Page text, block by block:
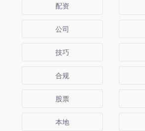
配资
公司
技巧
合规
股票
本地